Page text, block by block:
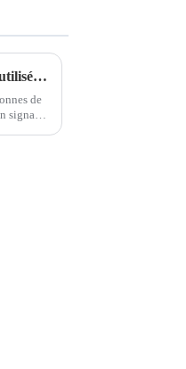
Dans quelles conditions les lampes clignotantes peuvent-elles être utilisées ?
de
signal